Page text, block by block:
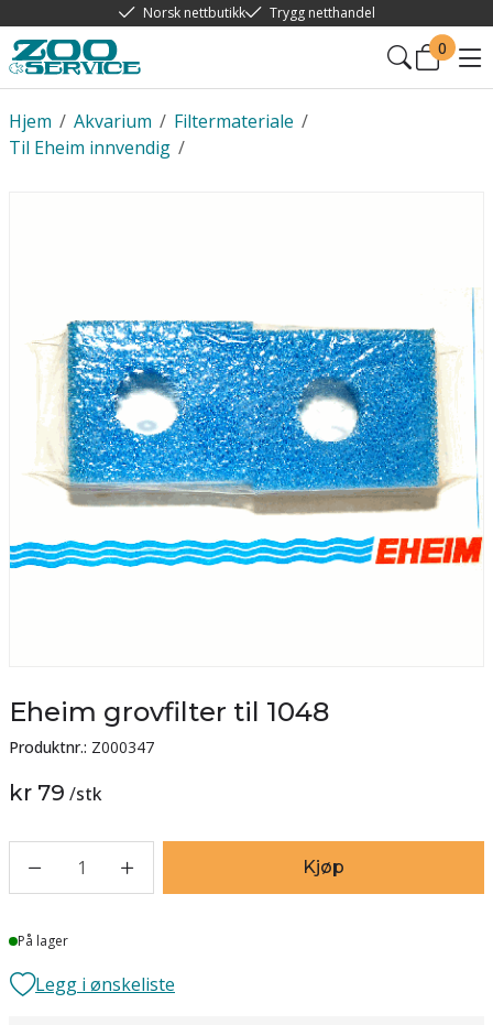
Norsk nettbutikk Trygg netthandel
0
/
Hjem /
Akvarium /
Filtermateriale
/
Til Eheim innvendig
Eheim grovfilter til 1048
Produktnr.: Z000347
kr 79 /stk
1 Kjøp
Lager
På lager
Legg i ønskeliste